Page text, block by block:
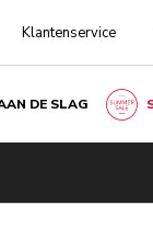
Klantenservice
DE SLAG
Pistache